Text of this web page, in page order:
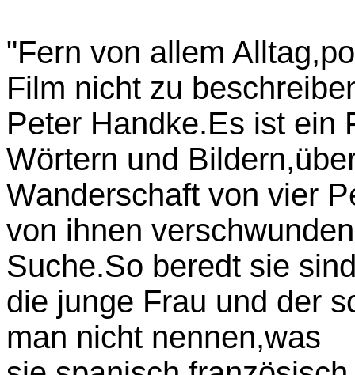
"Fern von allem
Film nicht zu
Peter Handke.Es ist ein
Wörtern und
Wanderschaft von vier
von ihnen
Suche.So beredt sie
die junge Frau und der
man nicht nennen,was